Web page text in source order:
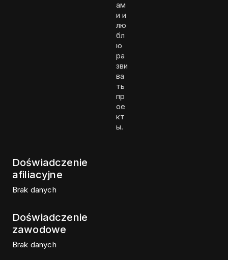
ам
и и
лю
бл
ю
ра
зви
ва
ть
пр
ое
кт
ы.
Doświadczenie
afiliacyjne
Brak danych
Doświadczenie
zawodowe
Brak danych